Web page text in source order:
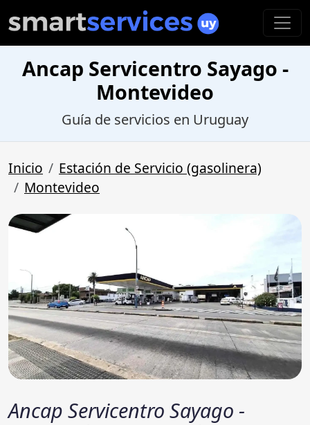
Ancap Servicentro Sayago -
Montevideo
Guía de servicios en Uruguay
Inicio
Estación de Servicio (gasolinera)
Montevideo
Ancap Servicentro Sayago -